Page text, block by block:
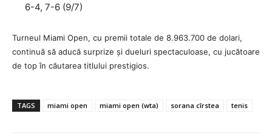
6-4, 7-6 (9/7)
Turneul Miami Open, cu premii totale de 8.963.700 de dolari,
continuă să aducă surprize și dueluri spectaculoase, cu jucătoare
de top în căutarea titlului prestigios.
TAGS miami open miami open (wta) sorana cîrstea tenis